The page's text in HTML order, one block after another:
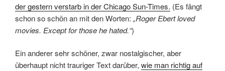
der gestern verstarb in der Chicago Sun-Times. (Es fängt
schon so schön an mit den Worten: „Roger Ebert loved
movies. Except for those he hated.“)
Ein anderer sehr schöner, zwar nostalgischer, aber
überhaupt nicht trauriger Text darüber, wie man richtig auf